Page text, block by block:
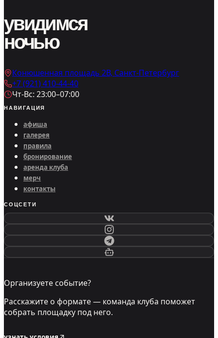
увидимся
ночью
Конюшенная площадь 2В, Санкт-Петербург
+7 (921) 410-44-40
Чт-Вс: 23:00–07:00
НАВИГАЦИЯ
афиша
галерея
правила
бронирование
аренда клуба
мерч
контакты
СОЦСЕТИ
Организуете событие?
Расскажите о формате — команда клуба поможет
собрать площадку под него.